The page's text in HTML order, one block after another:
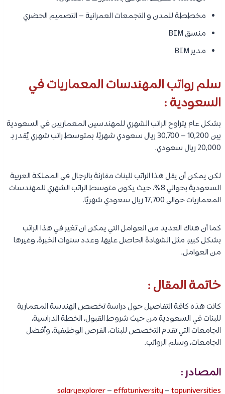
مخططة للمدن و التجمعات العمرانية – التصميم الحضري
منسق BIM
مدير BIM
سلم رواتب المهندسات المعماريات في
السعودية :
بشكل عام يتراوح الراتب الشهري للمهندسين المعماريين في السعودية
بين 10,200 – 30,700 ريال سعودي شهريًا، بمتوسط راتب شهري يُقدر بـ
20,000 ريال سعودي.
لكن يمكن أن يقل هذا الراتب للبنات مقارنة بالرجال في المملكة العربية
السعودية بحوالي 8%، حيث يكون متوسط الراتب الشهري للمهندسات
المعماريات حوالي 17,700 ريال سعودي شهريًا.
كما أن هناك العديد من العوامل التي يمكن ان تغير في هذا الراتب
بشكل كبير، مثل الشهادة الحاصل عليها، وعدد سنوات الخبرة، وغيرها
من العوامل.
خاتمة المقال :
كانت هذه كافة التفاصيل حول دراسة تخصص الهندسة المعمارية
للبنات في السعودية من حيث شروط القبول، الخطة الدراسية،
الجامعات التي تقدم التخصص للبنات، الفرص الوظيفية، وأفضل
الجامعات، وسلم الرواتب.
المصادر :
salaryexplorer–effatuniversity–topuniversities